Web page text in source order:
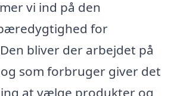
vi ind på den
for
bliver der arbejdet på
som forbruger giver det